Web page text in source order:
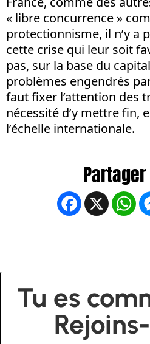
« libre concurrence »
protectionnisme, il n’y a
cette crise qui leur soit
pas, sur la base du
problèmes engendrés
faut fixer l’attention des
nécessité d’y mettre fin,
l’échelle internationale.
Facebook
X
Tu es